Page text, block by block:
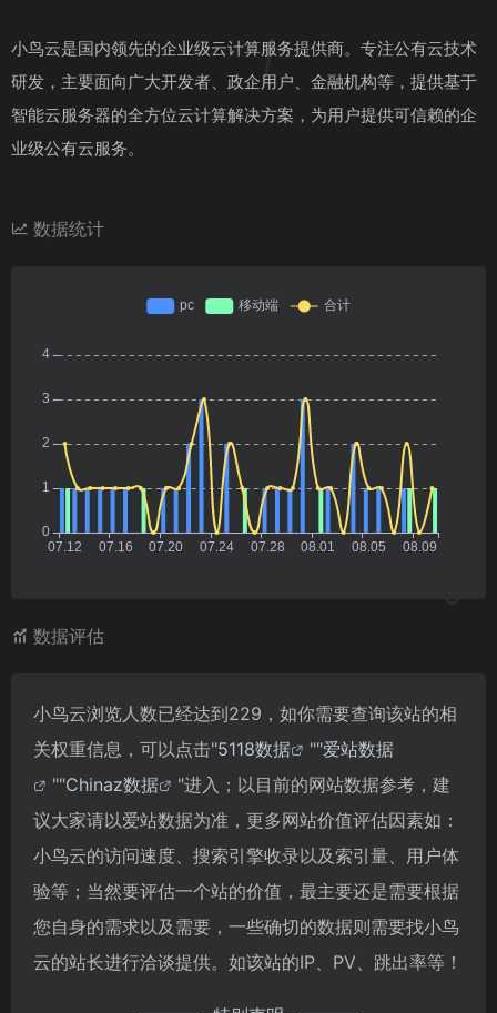
小鸟云是国内领先的企业级云计算服务提供商。专注公有云技术
研发，主要面向广大开发者、政企用户、金融机构等，提供基于
智能云服务器的全方位云计算解决方案，为用户提供可信赖的企
业级公有云服务。
数据统计
数据评估
小鸟云浏览人数已经达到229，如你需要查询该站的相
关权重信息，可以点击"5118数据 ""爱站数据
""Chinaz数据
"进入；以目前的网站数据参考，建
议大家请以爱站数据为准，更多网站价值评估因素如：
小鸟云的访问速度、搜索引擎收录以及索引量、用户体
验等；当然要评估一个站的价值，最主要还是需要根据
您自身的需求以及需要，一些确切的数据则需要找小鸟
云的站长进行洽谈提供。如该站的IP、PV、跳出率等！